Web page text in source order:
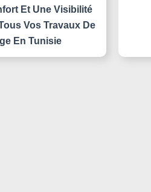
Et Une Visibilité
Vos Travaux De
En Tunisie